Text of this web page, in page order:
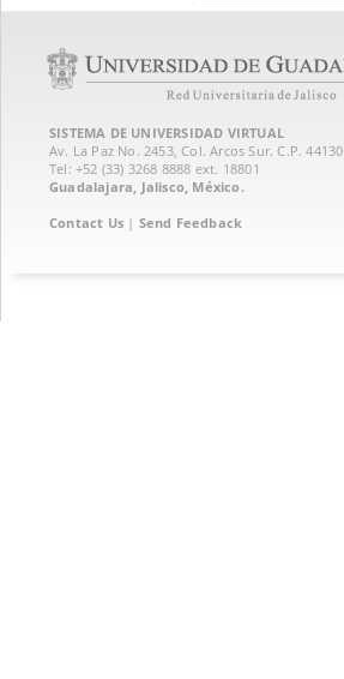
SISTEMA DE UNIVERSIDAD VIRTUAL
Av. La Paz No. 2453, Col. Arcos Sur. C.P. 44130
Tel: +52 (33) 3268 8888‏ ext. 18801
Guadalajara, Jalisco, México.
Contact Us | Send Feedback